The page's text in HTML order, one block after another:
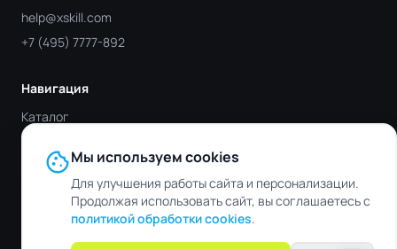
help@xskill.com
+7 (495) 7777-892
Навигация
Каталог
Отрасли
Блог
Контакты
cookieМы используем cookies
Для улучшения работы сайта и персонализации.
Продолжая использовать сайт, вы соглашаетесь с
политикой обработки cookies.